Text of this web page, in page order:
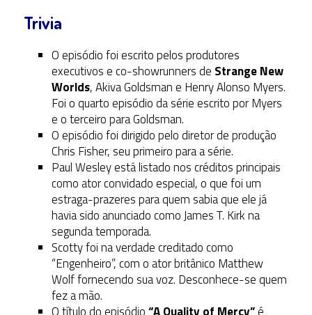
Trivia
O episódio foi escrito pelos produtores
executivos e co-showrunners de Strange New
Worlds, Akiva Goldsman e Henry Alonso Myers.
Foi o quarto episódio da série escrito por Myers
e o terceiro para Goldsman.
O episódio foi dirigido pelo diretor de produção
Chris Fisher, seu primeiro para a série.
Paul Wesley está listado nos créditos principais
como ator convidado especial, o que foi um
estraga-prazeres para quem sabia que ele já
havia sido anunciado como James T. Kirk na
segunda temporada.
Scotty foi na verdade creditado como
“Engenheiro”, com o ator britânico Matthew
Wolf fornecendo sua voz. Desconhece-se quem
fez a mão.